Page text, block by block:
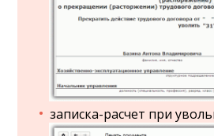
записка-расчет при